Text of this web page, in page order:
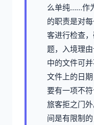
么单纯……作
的职责是对
客进行检查
题，入境理
中的文件可
文件上的日
要有一项不
旅客拒之门
间是有限制